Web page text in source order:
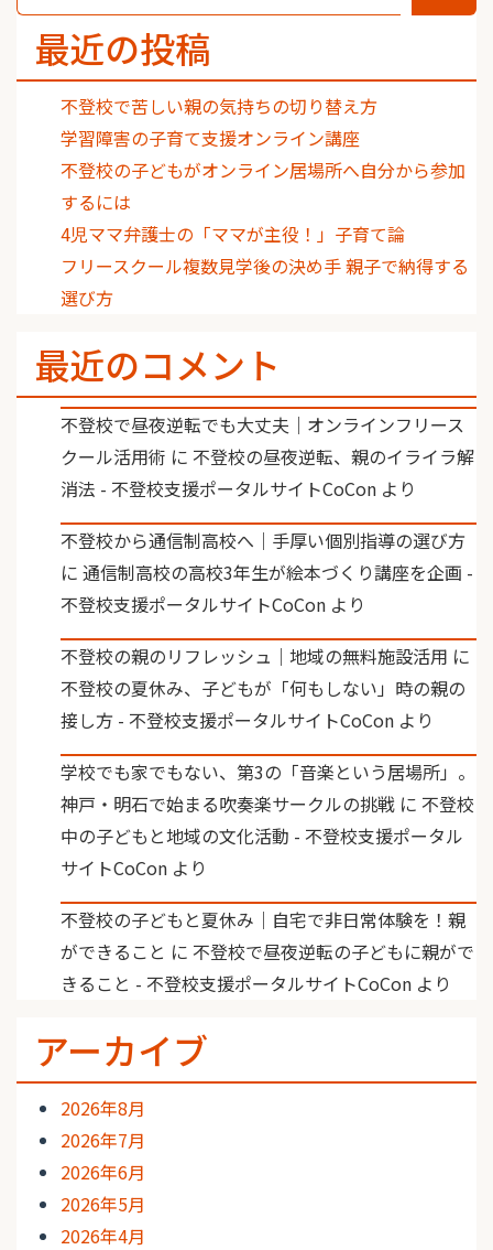
最近の投稿
不登校で苦しい親の気持ちの切り替え方
学習障害の子育て支援オンライン講座
不登校の子どもがオンライン居場所へ自分から参加
するには
4児ママ弁護士の「ママが主役！」子育て論
フリースクール複数見学後の決め手 親子で納得する
選び方
最近のコメント
不登校で昼夜逆転でも大丈夫｜オンラインフリース
クール活用術 に 不登校の昼夜逆転、親のイライラ解
消法 - 不登校支援ポータルサイトCoCon より
不登校から通信制高校へ｜手厚い個別指導の選び方
に 通信制高校の高校3年生が絵本づくり講座を企画 -
不登校支援ポータルサイトCoCon より
不登校の親のリフレッシュ｜地域の無料施設活用 に
不登校の夏休み、子どもが「何もしない」時の親の
接し方 - 不登校支援ポータルサイトCoCon より
学校でも家でもない、第3の「音楽という居場所」。
神戸・明石で始まる吹奏楽サークルの挑戦 に 不登校
中の子どもと地域の文化活動 - 不登校支援ポータル
サイトCoCon より
不登校の子どもと夏休み｜自宅で非日常体験を！親
ができること に 不登校で昼夜逆転の子どもに親がで
きること - 不登校支援ポータルサイトCoCon より
アーカイブ
2026年8月
2026年7月
2026年6月
2026年5月
2026年4月